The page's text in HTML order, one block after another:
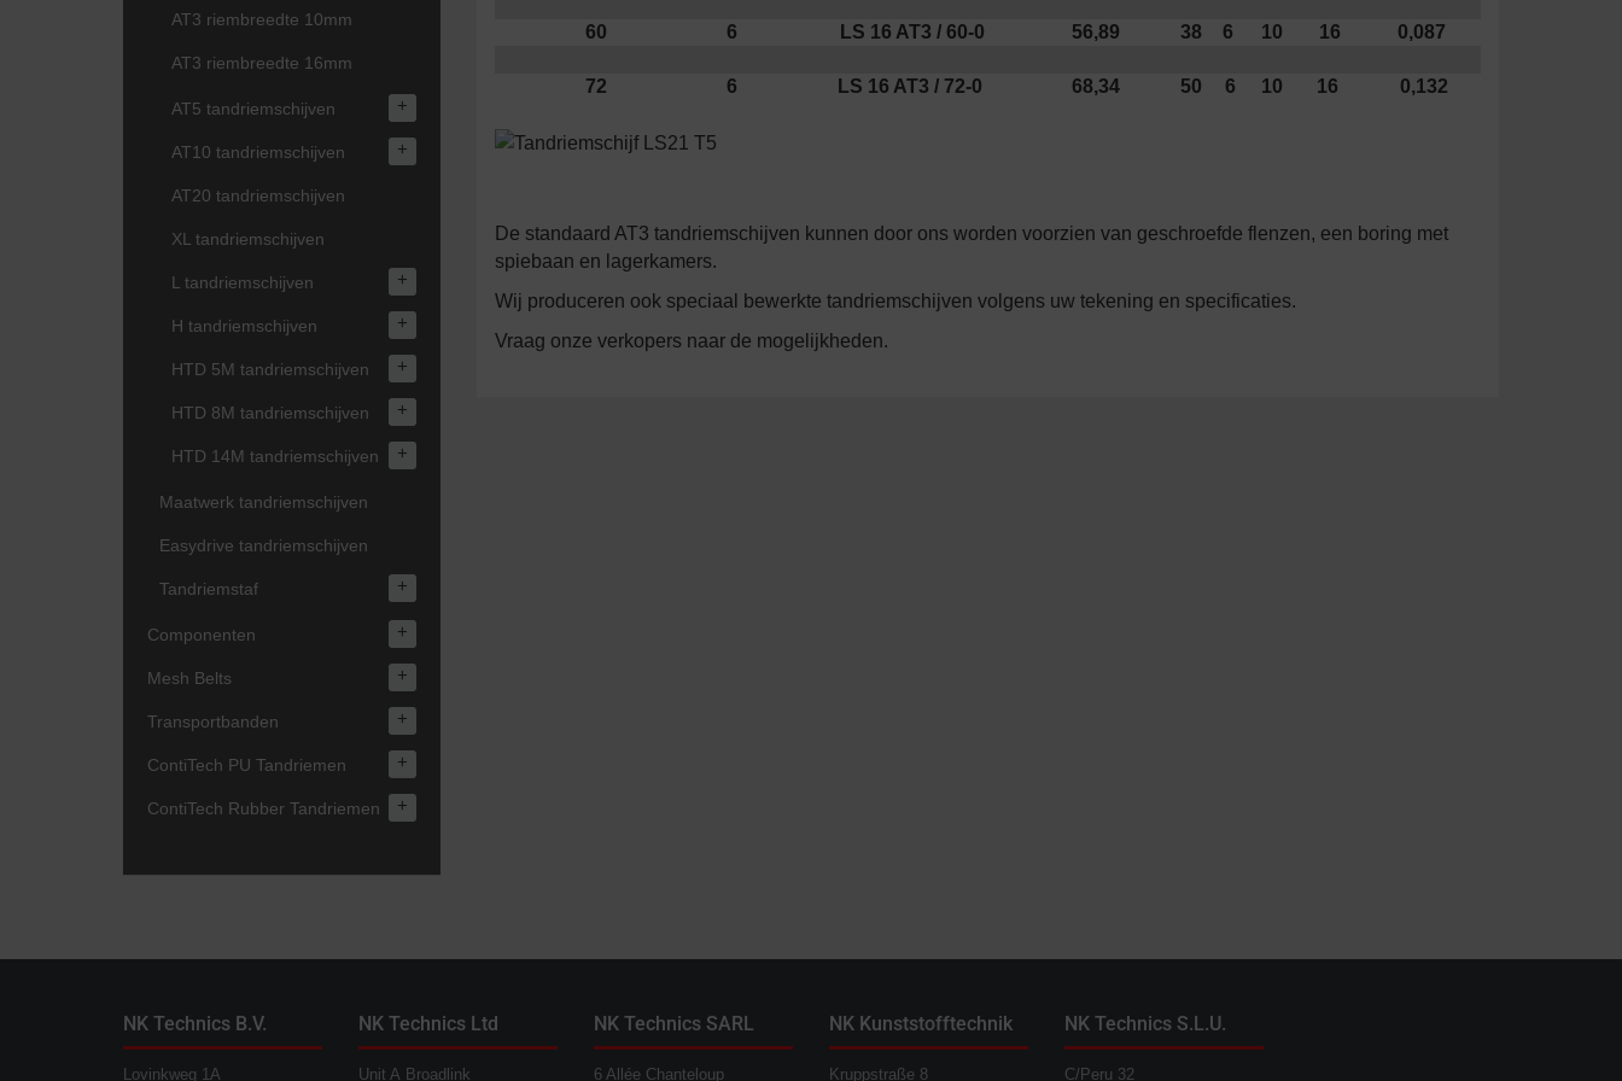
60 6 LS 16 AT3 / 60-0 56,89 38 6 10 16 0,087
72 6 LS 16 AT3 / 72-0 68,34 50 6 10 16 0,132
De standaard AT3 tandriemschijven kunnen door ons worden voorzien van geschroefde flenzen, een boring met
spiebaan en lagerkamers.
Wij produceren ook speciaal bewerkte tandriemschijven volgens uw tekening en specificaties.
Vraag onze verkopers naar de mogelijkheden.
AT3 riembreedte 10mm
AT3 riembreedte 16mm
AT5 tandriemschijven +
AT10 tandriemschijven +
AT20 tandriemschijven
XL tandriemschijven
L tandriemschijven +
H tandriemschijven +
HTD 5M tandriemschijven +
HTD 8M tandriemschijven +
HTD 14M tandriemschijven +
Maatwerk tandriemschijven
Easydrive tandriemschijven
Tandriemstaf +
Componenten +
Mesh Belts +
Transportbanden +
ContiTech PU Tandriemen +
ContiTech Rubber Tandriemen +
NK Technics B.V.
Lovinkweg 1A
NK Technics Ltd
Unit A Broadlink
NK Technics SARL
6 Allée Chanteloup
NK Kunststofftechnik
Kruppstraße 8
NK Technics S.L.U.
C/Peru 32